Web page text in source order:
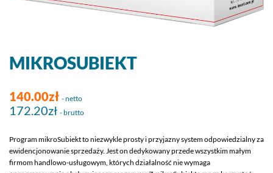
MIKROSUBIEKT
140.00zł - netto
172.20zł - brutto
Program mikroSubiekt to niezwykle prosty i przyjazny system odpowiedzialny za
ewidencjonowanie sprzedaży. Jest on dedykowany przede wszystkim małym
firmom handlowo-usługowym, których działalność nie wymaga